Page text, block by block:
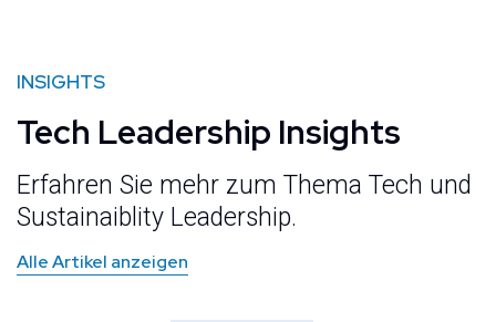
INSIGHTS
Tech Leadership Insights
Erfahren Sie mehr zum Thema Tech und
Sustainaiblity Leadership.
Alle Artikel anzeigen